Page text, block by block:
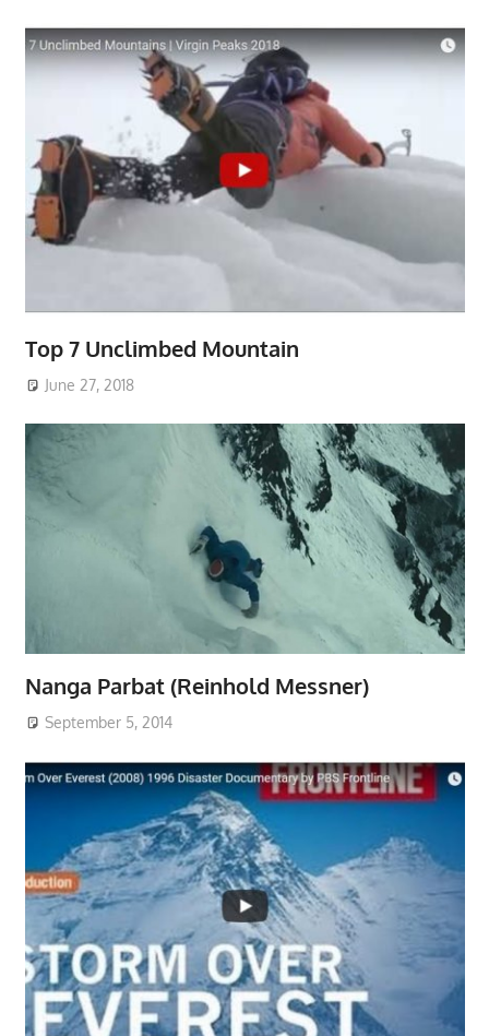
Top 7 Unclimbed Mountain
June 27, 2018
Nanga Parbat (Reinhold Messner)
September 5, 2014